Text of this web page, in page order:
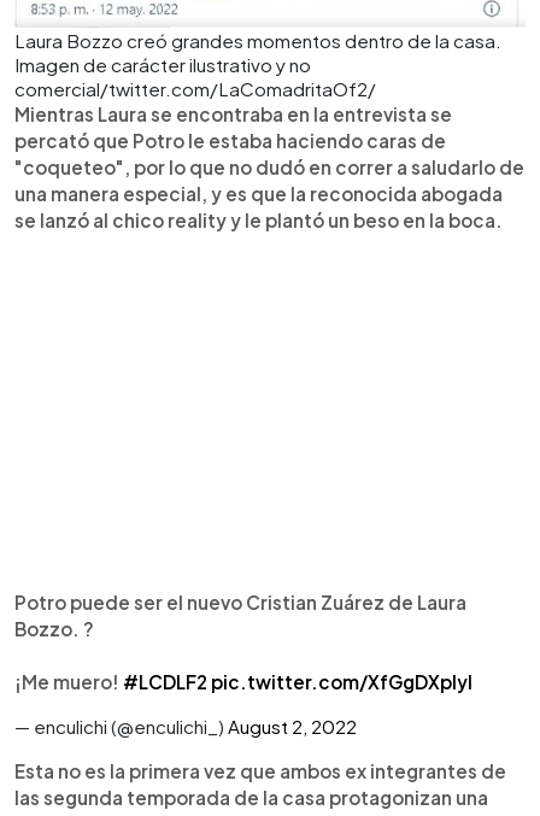
Laura Bozzo creó grandes momentos dentro de la casa.
Imagen de carácter ilustrativo y no
comercial/twitter.com/LaComadritaOf2/
Mientras Laura se encontraba en la entrevista se
percató que Potro le estaba haciendo caras de
"coqueteo", por lo que no dudó en correr a saludarlo de
una manera especial, y es que la reconocida abogada
se lanzó al chico reality y le plantó un beso en la boca.
Potro puede ser el nuevo Cristian Zuárez de Laura
Bozzo. ?
¡Me muero! #LCDLF2 pic.twitter.com/XfGgDXpIyI
— enculichi (@enculichi_) August 2, 2022
Esta no es la primera vez que ambos ex integrantes de
las segunda temporada de la casa protagonizan una